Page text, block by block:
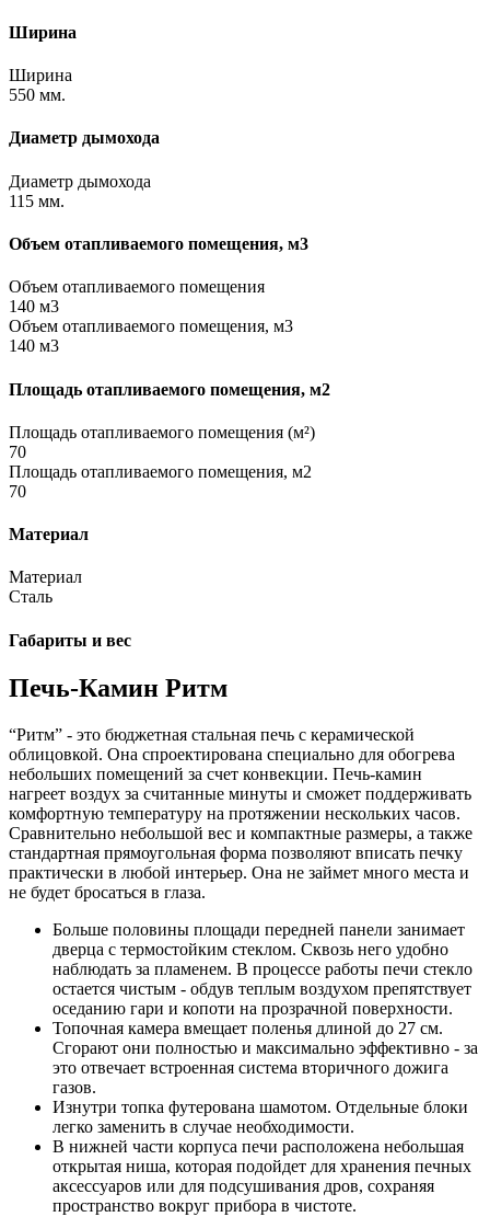
Ширина
Ширина
550 мм.
Диаметр дымохода
Диаметр дымохода
115 мм.
Объем отапливаемого помещения, м3
Объем отапливаемого помещения
140 м3
Объем отапливаемого помещения, м3
140 м3
Площадь отапливаемого помещения, м2
Площадь отапливаемого помещения (м²)
70
Площадь отапливаемого помещения, м2
70
Материал
Материал
Сталь
Габариты и вес
Печь-Камин Ритм
“Ритм” - это бюджетная стальная печь с керамической
облицовкой. Она спроектирована специально для обогрева
небольших помещений за счет конвекции. Печь-камин
нагреет воздух за считанные минуты и сможет поддерживать
комфортную температуру на протяжении нескольких часов.
Сравнительно небольшой вес и компактные размеры, а также
стандартная прямоугольная форма позволяют вписать печку
практически в любой интерьер. Она не займет много места и
не будет бросаться в глаза.
Больше половины площади передней панели занимает
дверца с термостойким стеклом. Сквозь него удобно
наблюдать за пламенем. В процессе работы печи стекло
остается чистым - обдув теплым воздухом препятствует
оседанию гари и копоти на прозрачной поверхности.
Топочная камера вмещает поленья длиной до 27 см.
Сгорают они полностью и максимально эффективно - за
это отвечает встроенная система вторичного дожига
газов.
Изнутри топка футерована шамотом. Отдельные блоки
легко заменить в случае необходимости.
В нижней части корпуса печи расположена небольшая
открытая ниша, которая подойдет для хранения печных
аксессуаров или для подсушивания дров, сохраняя
пространство вокруг прибора в чистоте.